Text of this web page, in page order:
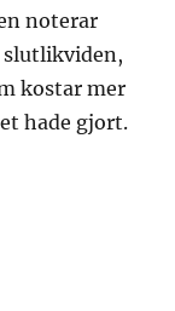
noterar
slutlikviden,
kostar mer
hade gjort.